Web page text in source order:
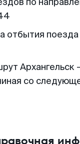
отбытия
со